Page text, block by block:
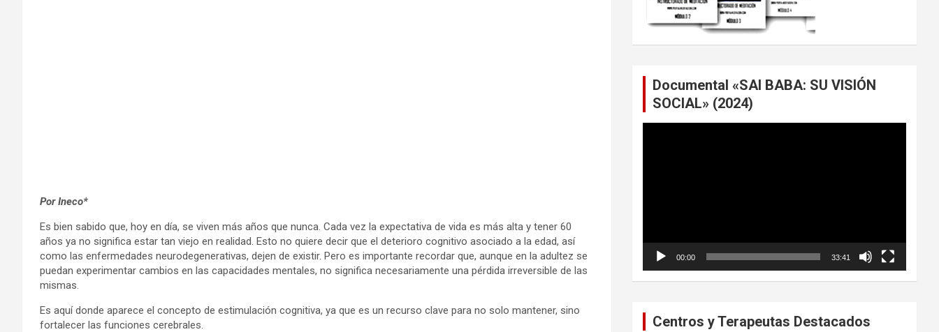
PorIneco*
Es bien sabido que, hoy en día, se viven más años que nunca. Cada vez la expectativa de vida es más alta y tener 60
años ya no significa estar tan viejo en realidad. Esto no quiere decir que el deterioro cognitivo asociado a la edad, así
como las enfermedades neurodegenerativas, dejen de existir. Pero es importante recordar que, aunque en la adultez se
puedan experimentar cambios en las capacidades mentales, no significa necesariamente una pérdida irreversible de las
mismas.
Es aquí donde aparece el concepto de estimulación cognitiva, ya que es un recurso clave para no solo mantener, sino
fortalecer las funciones cerebrales.
Documental «SAI BABA: SU VISIÓN
SOCIAL» (2024)
00:00 33:41
Centros y Terapeutas Destacados